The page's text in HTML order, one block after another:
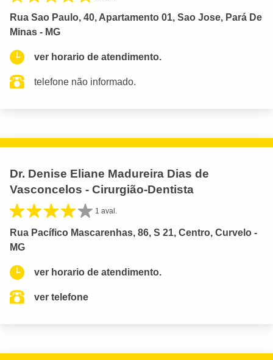
Rua Sao Paulo, 40, Apartamento 01, Sao Jose, Pará De
Minas - MG
ver horario de atendimento.
telefone não informado.
Dr. Denise Eliane Madureira Dias de
Vasconcelos - Cirurgião-Dentista
1 aval.
Rua Pacífico Mascarenhas, 86, S 21, Centro, Curvelo -
MG
ver horario de atendimento.
ver telefone